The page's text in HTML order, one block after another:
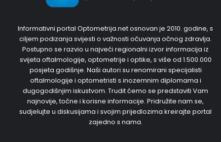
Informativni portal Optometrija.net osnovan je 2010. godine, s
ciljem podizanja svijesti o važnosti očuvanja očnog zdravlja.
Postupno se razvio u najveći regionalni izvor informacija iz
svijeta oftalmologije, optometrije i optike, s više od 1.500.000
posjeta godišnje. Naši autori su renomirani specijalisti
oftalmologije i optometristi s inozemnim diplomama i
dugogodišnjim iskustvom. Trudit ćemo se predstaviti Vam
najnovije, točne i korisne informacije. Pridružite nam se,
sudjelujte u diskusijama i svojim prijedlozima kreirajte portal
zajedno s nama.